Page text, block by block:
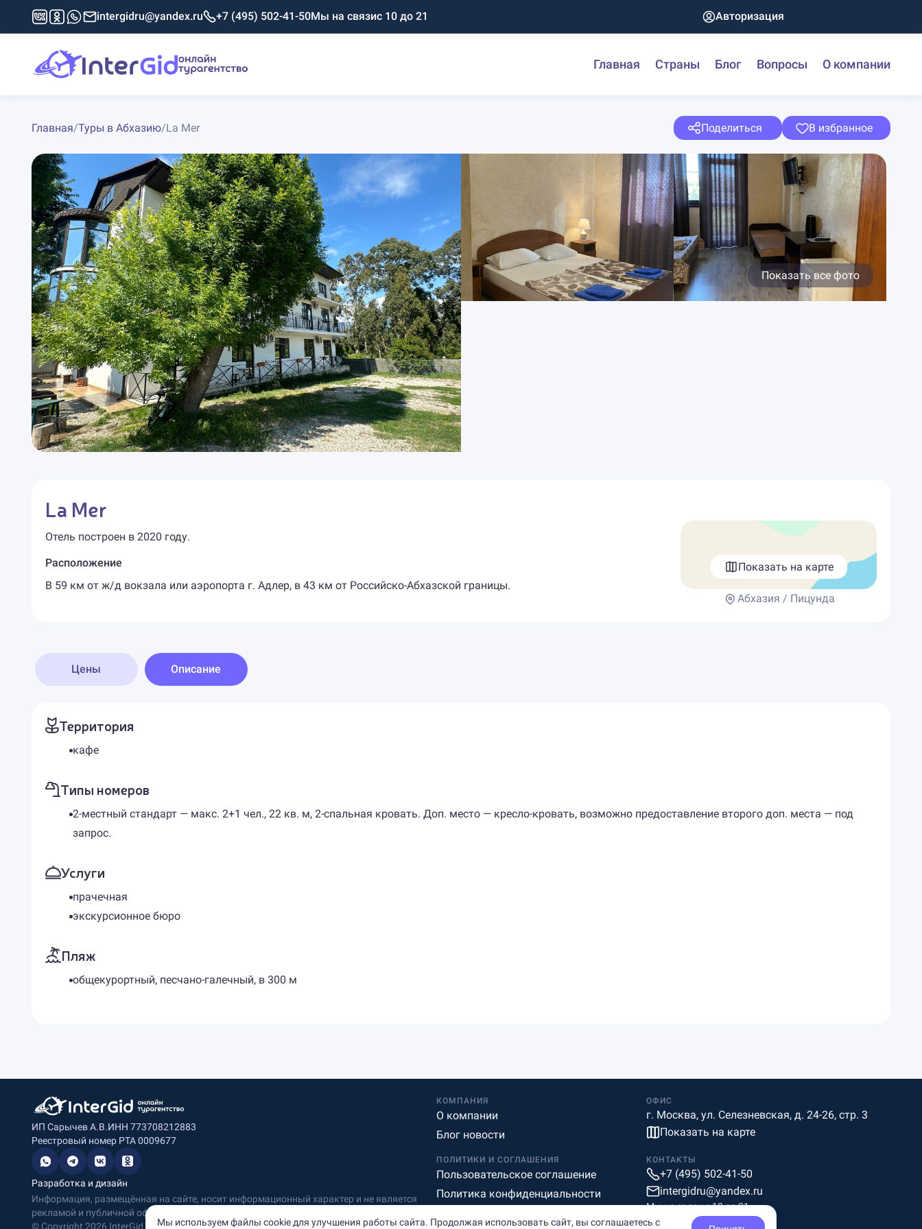
intergidru@yandex.ru +7 (495) 502-41-50Мы на связис 10 до 21 Авторизация
Главная Страны Блог Вопросы О компании
Главная/Туры в Абхазию/La Mer Поделиться В избранное
Показать все фото
La Mer
Отель построен в 2020 году.
Расположение
В 59 км от ж/д вокзала или аэропорта г. Адлер, в 43 км от Российско-Абхазской границы.
Показать на карте
Абхазия / Пицунда
Цены Описание
Территория
кафе
Типы номеров
2-местный стандарт — макс. 2+1 чел., 22 кв. м, 2-спальная кровать. Доп. место — кресло-кровать, возможно предоставление второго доп. места — под
запрос.
Услуги
прачечная
экскурсионное бюро
Пляж
общекурортный, песчано-галечный, в 300 м
ИП Сарычев А.В.ИНН 773708212883
Реестровый номер РТА 0009677
Разработка и дизайн
Информация, размещённая на сайте, носит информационный характер и не является
рекламой и публичной офертой.
© Copyright 2026 InterGid Все права защищены.
КОМПАНИЯ
О компании
Блог новости
ОФИС
г. Москва, ул. Селезневская, д. 24-26, стр. 3
Показать на карте
ПОЛИТИКИ И СОГЛАШЕНИЯ
Пользовательское соглашение
Политика конфиденциальности
КОНТАКТЫ
+7 (495) 502-41-50
intergidru@yandex.ru
Мы на связи c 10 до 21
Мы используем файлы cookie для улучшения работы сайта. Продолжая использовать сайт, вы соглашаетесь с